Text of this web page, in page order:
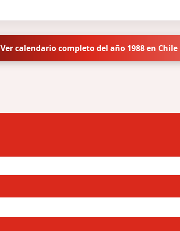
Ver calendario completo del año 1988 en Chile